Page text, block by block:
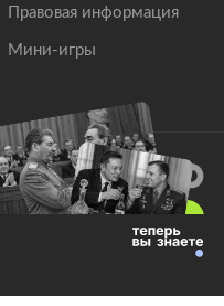
Правовая информация
Мини-игры
защищены.